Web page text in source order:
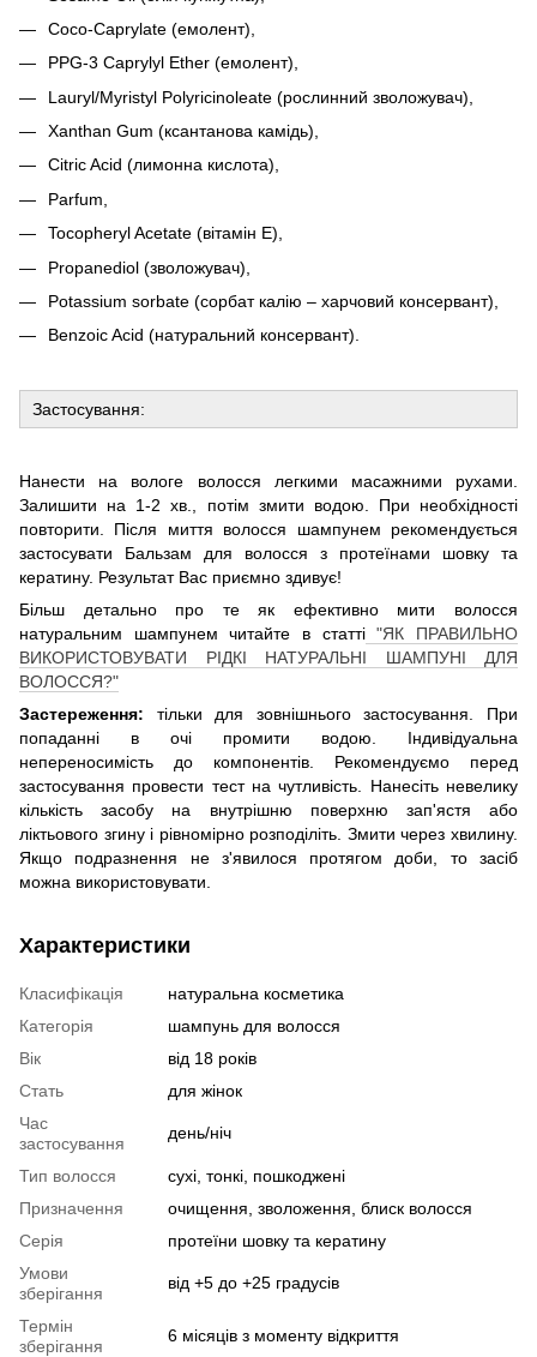
Coco-Caprylate (емолент),
PPG-3 Caprylyl Ether (емолент),
Lauryl/Myristyl Polyricinoleate (рослинний зволожувач),
Xanthan Gum (ксантанова камідь),
Citric Acid (лимонна кислота),
Parfum,
Tocopheryl Acetate (вітамін Е),
Propanediol (зволожувач),
Potassium sorbate (сорбат калію – харчовий консервант),
Benzoic Acid (натуральний консервант).
Застосування:
Нанести на вологе волосся легкими масажними рухами.
Залишити на 1-2 хв., потім змити водою. При необхідності
повторити. Після миття волосся шампунем рекомендується
застосувати Бальзам для волосся з протеїнами шовку та
кератину. Результат Вас приємно здивує!
Більш детально про те як ефективно мити волосся
натуральним шампунем читайте в статті"ЯК ПРАВИЛЬНО
ВИКОРИСТОВУВАТИ РІДКІ НАТУРАЛЬНІ ШАМПУНІ ДЛЯ
ВОЛОССЯ?"
Застереження: тільки для зовнішнього застосування. При
попаданні в очі промити водою. Індивідуальна
непереносимість до компонентів. Рекомендуємо перед
застосування провести тест на чутливість. Нанесіть невелику
кількість засобу на внутрішню поверхню зап'ястя або
ліктьового згину і рівномірно розподіліть. Змити через хвилину.
Якщо подразнення не з'явилося протягом доби, то засіб
можна використовувати.
Характеристики
Класифікація
натуральна косметика
Категорія
шампунь для волосся
Вік
від 18 років
Стать
для жінок
Час
застосування
день/ніч
Тип волосся
сухі, тонкі, пошкоджені
Призначення
очищення, зволоження, блиск волосся
Серія
протеїни шовку та кератину
Умови
зберігання
від +5 до +25 градусів
Термін
зберігання
6 місяців з моменту відкриття